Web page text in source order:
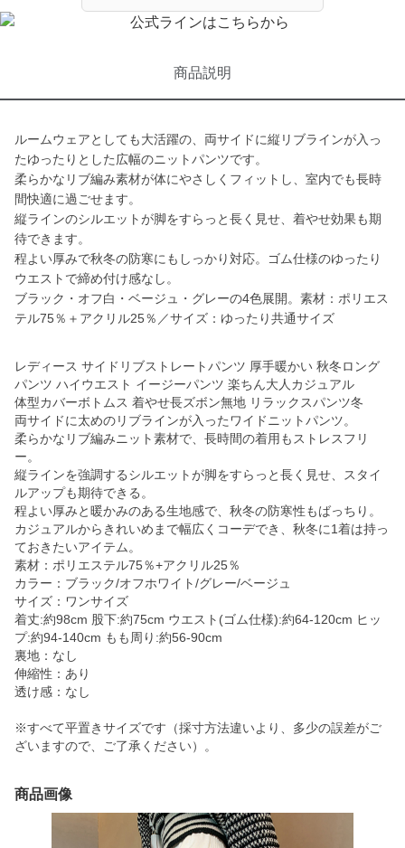
商品説明
ルームウェアとしても大活躍の、両サイドに縦リブラインが入っ
たゆったりとした広幅のニットパンツです。
柔らかなリブ編み素材が体にやさしくフィットし、室内でも長時
間快適に過ごせます。
縦ラインのシルエットが脚をすらっと長く見せ、着やせ効果も期
待できます。
程よい厚みで秋冬の防寒にもしっかり対応。ゴム仕様のゆったり
ウエストで締め付け感なし。
ブラック・オフ白・ベージュ・グレーの4色展開。素材：ポリエス
テル75％＋アクリル25％／サイズ：ゆったり共通サイズ
レディース サイドリブストレートパンツ 厚手暖かい 秋冬ロング
パンツ ハイウエスト イージーパンツ 楽ちん大人カジュアル
体型カバーボトムス 着やせ長ズボン無地 リラックスパンツ冬
両サイドに太めのリブラインが入ったワイドニットパンツ。
柔らかなリブ編みニット素材で、長時間の着用もストレスフリ
ー。
縦ラインを強調するシルエットが脚をすらっと長く見せ、スタイ
ルアップも期待できる。
程よい厚みと暖かみのある生地感で、秋冬の防寒性もばっちり。
カジュアルからきれいめまで幅広くコーデでき、秋冬に1着は持っ
ておきたいアイテム。
素材：ポリエステル75％+アクリル25％
カラー：ブラック/オフホワイト/グレー/ベージュ
サイズ：ワンサイズ
着丈:約98cm 股下:約75cm ウエスト(ゴム仕様):約64-120cm ヒッ
プ:約94-140cm もも周り:約56-90cm
裏地：なし
伸縮性：あり
透け感：なし
※すべて平置きサイズです（採寸方法違いより、多少の誤差がご
ざいますので、ご了承ください）。
商品画像